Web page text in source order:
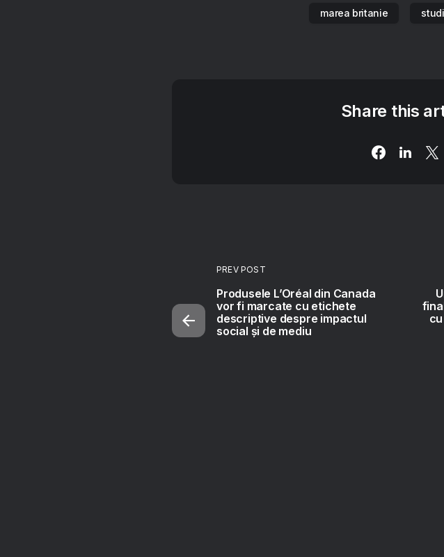
marea britanie
Share this
PREV POST
Produsele L’Oréal din Canada
vor fi marcate cu etichete
descriptive despre impactul
social și de mediu